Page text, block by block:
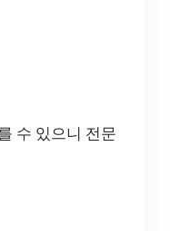
수 있으니 전문